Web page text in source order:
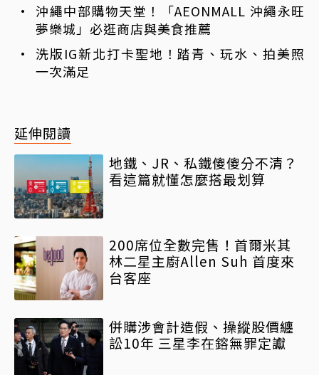
沖繩中部購物天堂！「AEONMALL 沖繩永旺
夢樂城」必逛商店與美食推薦
洗版IG新北打卡聖地！踏青、玩水、拍美照
一次滿足
延伸閱讀
地鐵、JR、私鐵傻傻分不清？
看這篇就懂怎麼搭最划算
200席位全數完售！首爾米其
林二星主廚Allen Suh 首度來
台客座
併購涉會計造假、操縱股價纏
訟10年 三星李在鎔無罪定讞